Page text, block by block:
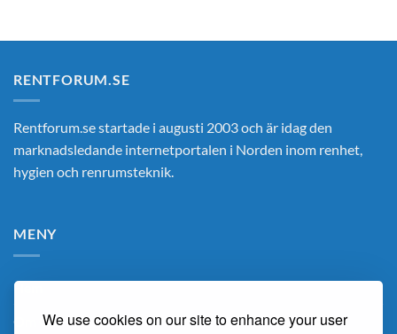
We use cookies on our site to enhance your user
RENTFORUM.SE
Rentforum.se startade i augusti 2003 och är idag den
marknadsledande internetportalen i Norden inom renhet,
hygien och renrumsteknik.
MENY
Hem
Om Oss